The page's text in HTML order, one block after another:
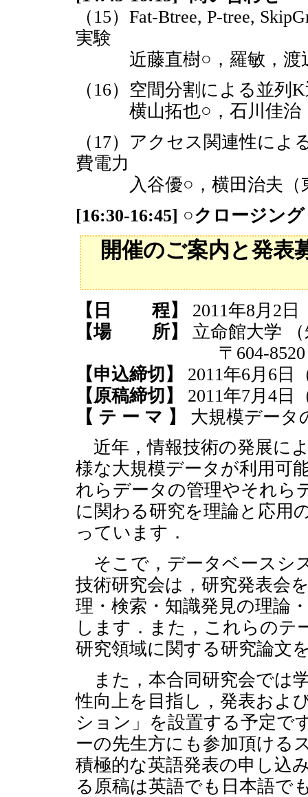
（15）Fat-Btree, P-tree,
実験
近藤直樹○，羅敏，渡辺
（16）空間分割による並列
横山拓也○，石川佳治
（17）アクセス関連性に
費電力
入谷優○，横田治夫（
[16:30-16:45] ○クロージング
開催のご案内と発表
【日 程】
2011年8月2
【場 所】
立命館大学
〒604-8520 京都市
【申込締切】
2011年6月6日
【原稿締切】 2011年7月4日
【 テ ー マ 】
大規模データ
近年，情報技術の発展に
様な大規模データが利用可
れらデータの管理やそれら
に関わる研究を理論と応用
っています．
そこで，データベースシ
技術研究会は，研究発表会
理・検索・知識発見の理論
します．また，これらのテ
研究領域に関する研究論文
また，本合同研究会では
性向上を目指し，発表およ
ション」を設置する予定で
ーの先生方にも参加頂ける
積極的な英語発表の申し込
る原稿は英語でも日本語で